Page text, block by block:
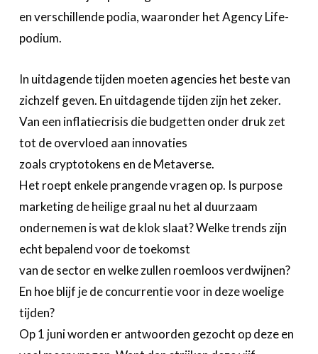
en verschillende podia, waaronder het Agency Life-
podium.
In uitdagende tijden moeten agencies het beste van
zichzelf geven. En uitdagende tijden zijn het zeker.
Van een inflatiecrisis die budgetten onder druk zet
tot de overvloed aan innovaties
zoals cryptotokens en de Metaverse.
Het roept enkele prangende vragen op. Is purpose
marketing de heilige graal nu het al duurzaam
ondernemen is wat de klok slaat? Welke trends zijn
echt bepalend voor de toekomst
van de sector en welke zullen roemloos verdwijnen?
En hoe blijf je de concurrentie voor in deze woelige
tijden?
Op 1 juni worden er antwoorden gezocht op deze en